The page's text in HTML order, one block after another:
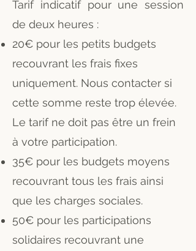
Tarif indicatif pour une session
de deux heures :
20€ pour les petits budgets
recouvrant les frais fixes
uniquement. Nous contacter si
cette somme reste trop élevée.
Le tarif ne doit pas être un frein
à votre participation.
35€ pour les budgets moyens
recouvrant tous les frais ainsi
que les charges sociales.
50€ pour les participations
solidaires recouvrant une